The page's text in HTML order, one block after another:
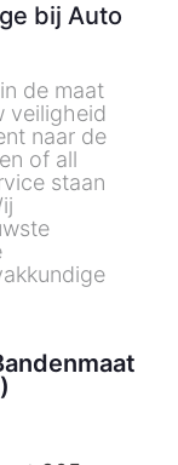
bij Auto
de maat
veiligheid
naar de
of all
staan